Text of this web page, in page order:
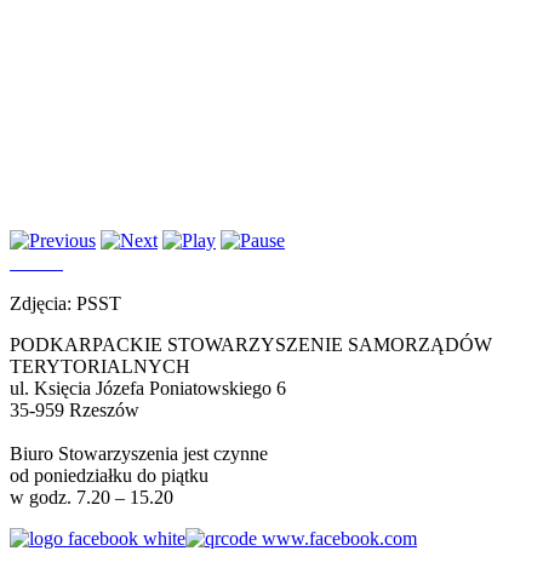
Zdjęcia: PSST
PODKARPACKIE STOWARZYSZENIE SAMORZĄDÓW
TERYTORIALNYCH
ul. Księcia Józefa Poniatowskiego 6
35-959 Rzeszów
Biuro Stowarzyszenia jest czynne
od poniedziałku do piątku
w godz. 7.20 – 15.20